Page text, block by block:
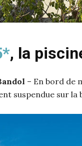
, la
– En bord de
suspendue sur la